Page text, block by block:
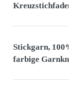
Stickgarn,
farbige